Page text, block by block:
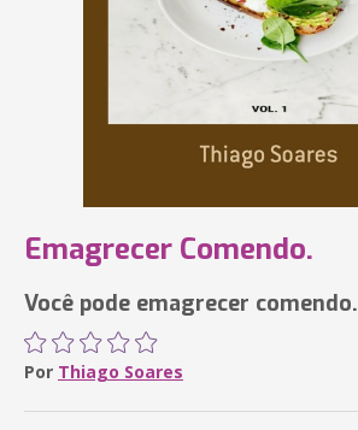
Emagrecer Comendo.
Você pode emagrecer comendo.
Por Thiago Soares